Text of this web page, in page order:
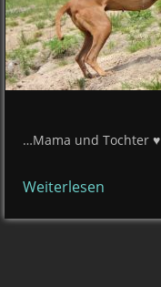
…Mama und Tochter ♥
Weiterlesen